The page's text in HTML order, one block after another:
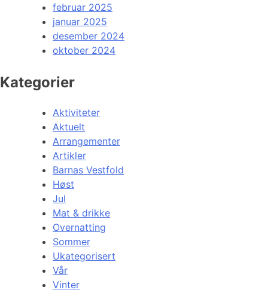
februar 2025
januar 2025
desember 2024
oktober 2024
Kategorier
Aktiviteter
Aktuelt
Arrangementer
Artikler
Barnas Vestfold
Høst
Jul
Mat & drikke
Overnatting
Sommer
Ukategorisert
Vår
Vinter